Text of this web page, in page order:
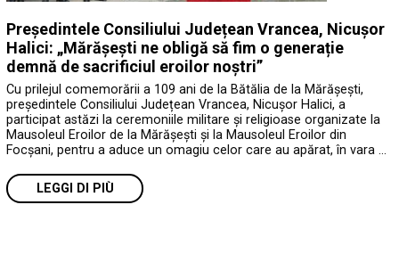
Președintele Consiliului Județean Vrancea, Nicușor
Halici: „Mărășești ne obligă să fim o generație
demnă de sacrificiul eroilor noștri”
Cu prilejul comemorării a 109 ani de la Bătălia de la Mărășești,
președintele Consiliului Județean Vrancea, Nicușor Halici, a
participat astăzi la ceremoniile militare și religioase organizate la
Mausoleul Eroilor de la Mărășești și la Mausoleul Eroilor din
Focșani, pentru a aduce un omagiu celor care au apărat, în vara …
LEGGI DI PIÙ